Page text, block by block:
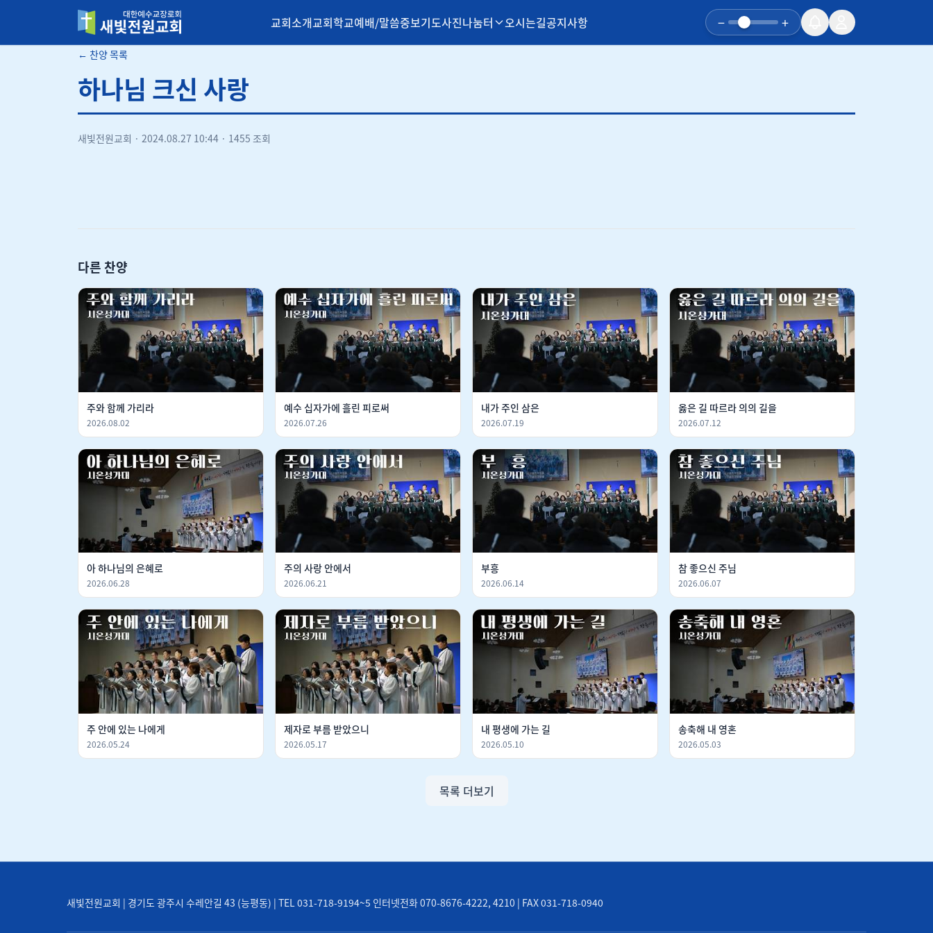
새빛전원교회 교회소개교회학교예배/말씀중보기도사진나눔터 오시는길공지사항 − +
← 찬양 목록
하나님 크신 사랑
새빛전원교회 · 2024.08.27 10:44 · 1455 조회
다른 찬양
주와 함께 가리라
2026.08.02
예수 십자가에 흘린 피로써
2026.07.26
내가 주인 삼은
2026.07.19
옳은 길 따르라 의의 길을
2026.07.12
아 하나님의 은혜로
2026.06.28
주의 사랑 안에서
2026.06.21
부흥
2026.06.14
참 좋으신 주님
2026.06.07
주 안에 있는 나에게
2026.05.24
제자로 부름 받았으니
2026.05.17
내 평생에 가는 길
2026.05.10
송축해 내 영혼
2026.05.03
목록 더보기
새빛전원교회 | 경기도 광주시 수레안길 43 (능평동) | TEL 031-718-9194~5 인터넷전화 070-8676-4222, 4210 | FAX 031-718-0940